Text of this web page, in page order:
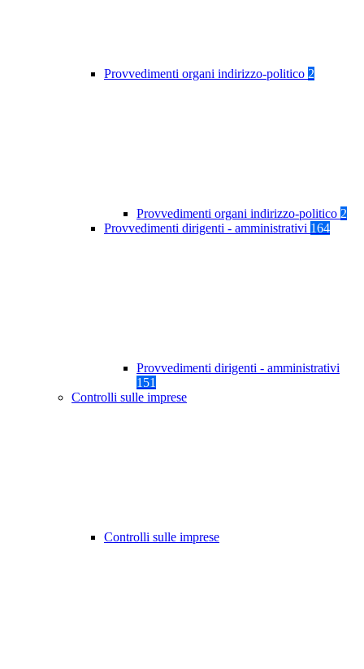
Provvedimenti organi indirizzo-politico 2
Provvedimenti organi indirizzo-politico 2
Provvedimenti dirigenti - amministrativi 164
Provvedimenti dirigenti - amministrativi
151
Controlli sulle imprese
Controlli sulle imprese